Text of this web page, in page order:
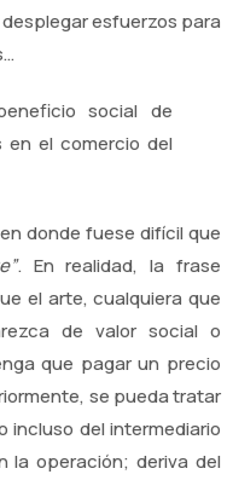
esfuerzos para
social de
el comercio del
en donde fuese difícil que
. En realidad, la frase
el arte, cualquiera que
de valor social o
que pagar un precio
se pueda tratar
incluso del intermediario
la operación; deriva del